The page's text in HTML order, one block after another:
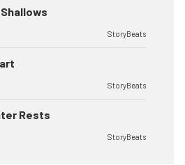
StoryBeats
StoryBeats
Rests
StoryBeats